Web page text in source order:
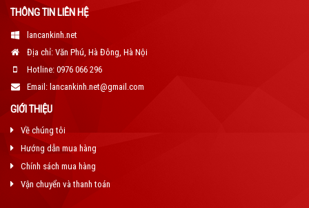
THÔNG TIN LIÊN HỆ
lancankinh.net
Địa chỉ: Văn Phú, Hà Đông, Hà Nội
Hotline: 0976 066 296
Email: lancankinh.net@gmail.com
GIỚI THIỆU
Về chúng tôi
Hướng dẫn mua hàng
Chính sách mua hàng
Vận chuyển và thanh toán